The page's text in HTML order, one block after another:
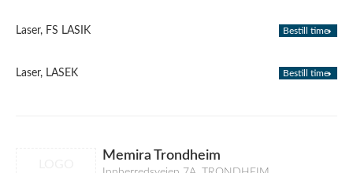
Laser, FS LASIK Bestill time
Laser, LASEK Bestill time
Memira Trondheim